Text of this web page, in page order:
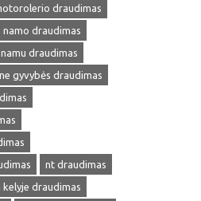
draudimas
namo draudimas
namu draudimas
ne gyvybės draudimas
nt draudimas
kelyje draudimas